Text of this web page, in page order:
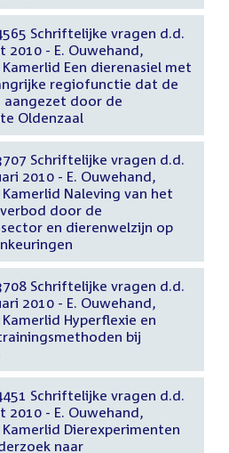
Schriftelijke vragen d.d.
2010 - E. Ouwehand,
Een dierenasiel met
regiofunctie dat de
aangezet door de
Oldenzaal
Schriftelijke vragen d.d.
2010 - E. Ouwehand,
Naleving van het
door de
en dierenwelzijn op
Schriftelijke vragen d.d.
2010 - E. Ouwehand,
Hyperflexie en
bij
Schriftelijke vragen d.d.
2010 - E. Ouwehand,
Dierexperimenten
naar